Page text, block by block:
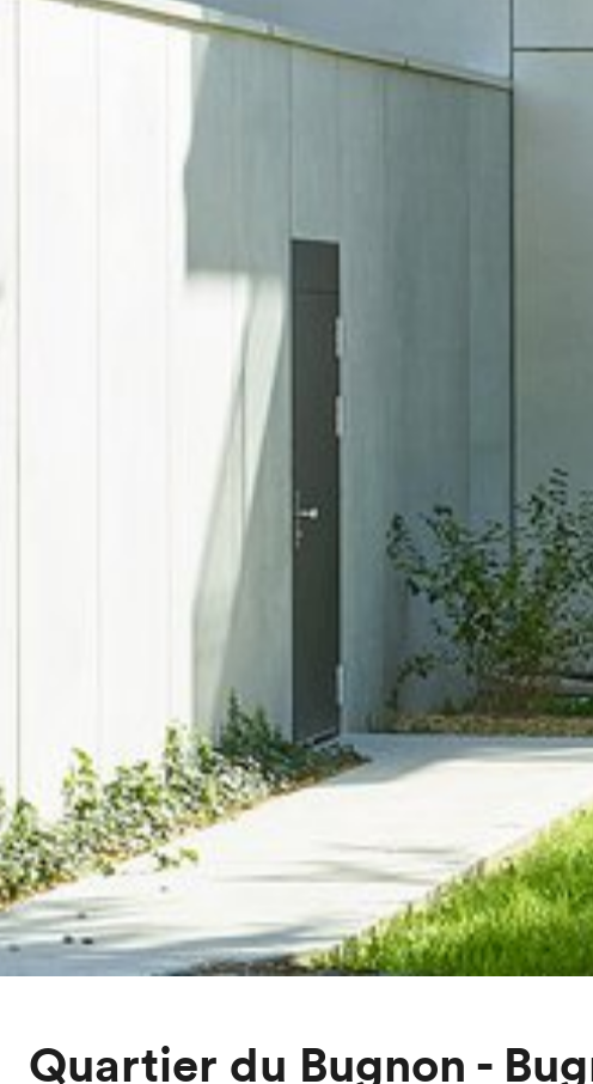
Quartier du Bugnon -